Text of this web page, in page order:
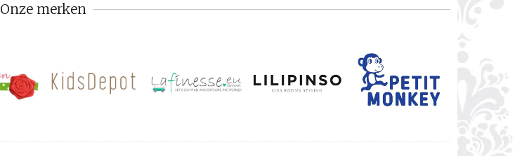
Onze merken